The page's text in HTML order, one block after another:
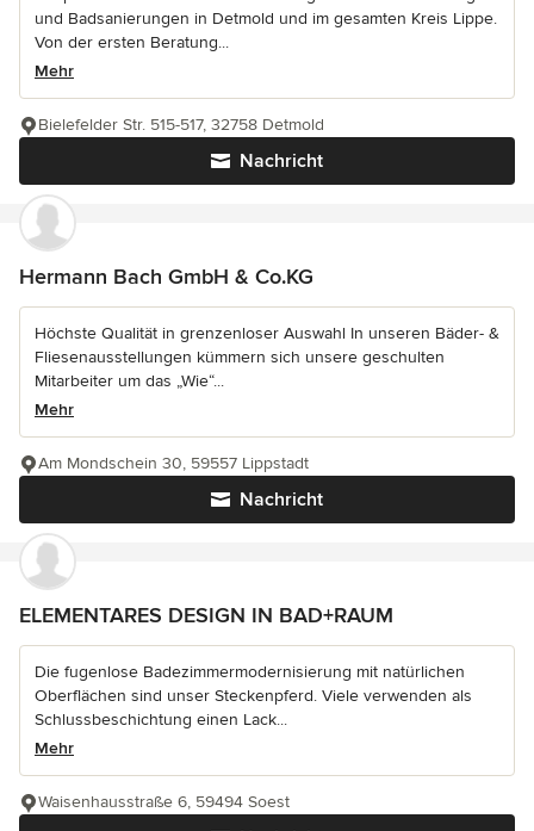
und Badsanierungen in Detmold und im gesamten Kreis Lippe.
Von der ersten Beratung...
Mehr
Nachricht
Bielefelder Str. 515-517, 32758 Detmold
Hermann Bach GmbH & Co.KG
Höchste Qualität in grenzenloser Auswahl In unseren Bäder- &
Fliesenausstellungen kümmern sich unsere geschulten
Mitarbeiter um das „Wie“...
Mehr
Nachricht
Am Mondschein 30, 59557 Lippstadt
ELEMENTARES DESIGN IN BAD+RAUM
Die fugenlose Badezimmermodernisierung mit natürlichen
Oberflächen sind unser Steckenpferd. Viele verwenden als
Schlussbeschichtung einen Lack...
Mehr
Waisenhausstraße 6, 59494 Soest